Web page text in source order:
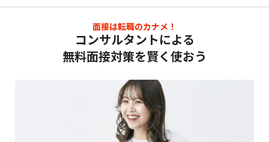
面接は転職のカナメ！
コンサルタントによる
無料面接対策を賢く使おう